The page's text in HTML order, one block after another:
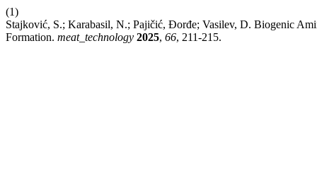
(1)
Stajković, S.; Karabasil, N.; Pajičić, Đorđe; Vasilev, D. Biogenic
Formation. meat_technology 2025, 66, 211-215.